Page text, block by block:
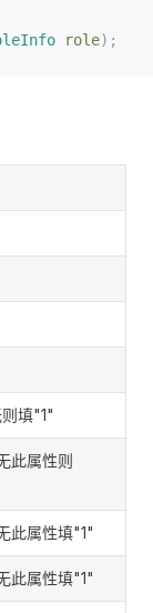
role);
填"1"
此属性则
此属性填"1"
此属性填"1"